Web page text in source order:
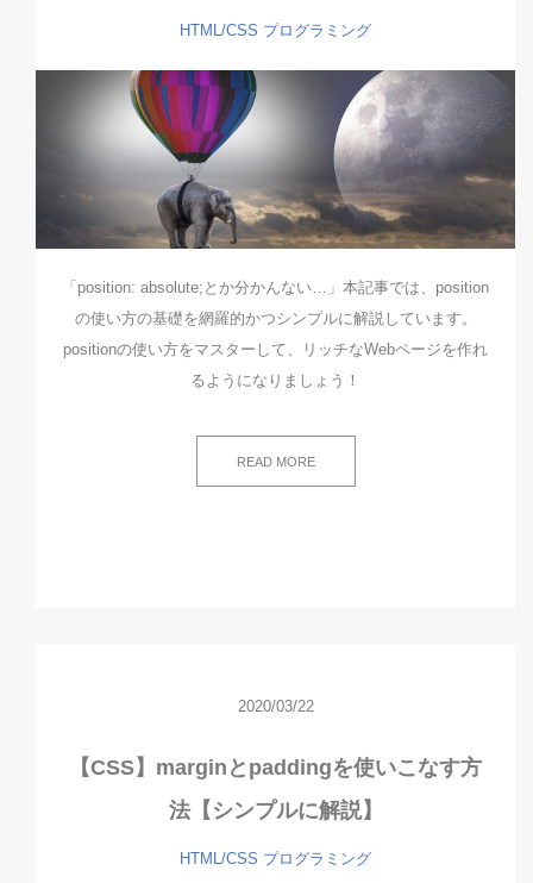
HTML/CSS プログラミング
「position: absolute;とか分かんない…」本記事では、position
の使い方の基礎を網羅的かつシンプルに解説しています。
positionの使い方をマスターして、リッチなWebページを作れ
るようになりましょう！
READ MORE
2020/03/22
【CSS】marginとpaddingを使いこなす方
法【シンプルに解説】
HTML/CSS プログラミング